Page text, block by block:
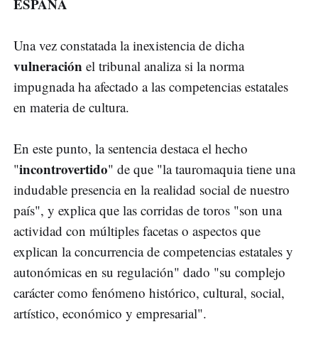
ESPAÑA
Una vez constatada la inexistencia de dicha
vulneración el tribunal analiza si la norma
impugnada ha afectado a las competencias estatales
en materia de cultura.
En este punto, la sentencia destaca el hecho
"incontrovertido" de que "la tauromaquia tiene una
indudable presencia en la realidad social de nuestro
país", y explica que las corridas de toros "son una
actividad con múltiples facetas o aspectos que
explican la concurrencia de competencias estatales y
autonómicas en su regulación" dado "su complejo
carácter como fenómeno histórico, cultural, social,
artístico, económico y empresarial".